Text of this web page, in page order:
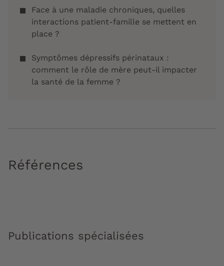
Face à une maladie chroniques, quelles
interactions patient-famille se mettent en
place ?
Symptômes dépressifs périnataux :
comment le rôle de mère peut-il impacter
la santé de la femme ?
Références
Publications spécialisées